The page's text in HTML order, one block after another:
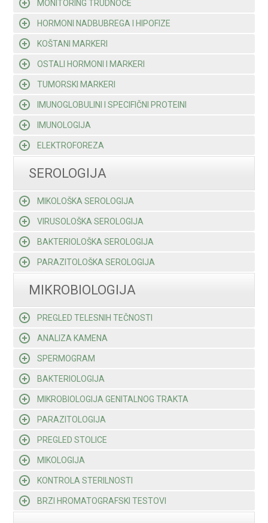
MONITORING TRUDNOĆE
HORMONI NADBUBREGA I HIPOFIZE
KOŠTANI MARKERI
OSTALI HORMONI I MARKERI
TUMORSKI MARKERI
IMUNOGLOBULINI I SPECIFIČNI PROTEINI
IMUNOLOGIJA
ELEKTROFOREZA
SEROLOGIJA
MIKOLOŠKA SEROLOGIJA
VIRUSOLOŠKA SEROLOGIJA
BAKTERIOLOŠKA SEROLOGIJA
PARAZITOLOŠKA SEROLOGIJA
MIKROBIOLOGIJA
PREGLED TELESNIH TEČNOSTI
ANALIZA KAMENA
SPERMOGRAM
BAKTERIOLOGIJA
MIKROBIOLOGIJA GENITALNOG TRAKTA
PARAZITOLOGIJA
PREGLED STOLICE
MIKOLOGIJA
KONTROLA STERILNOSTI
BRZI HROMATOGRAFSKI TESTOVI